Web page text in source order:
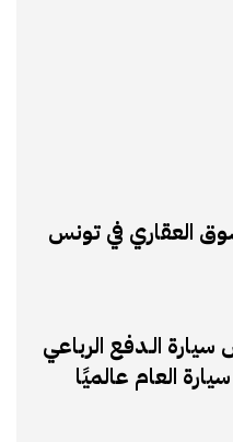
العقاري في تونس
الـدفع الرباعي